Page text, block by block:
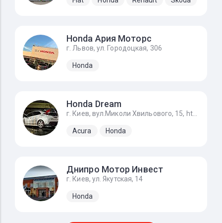
Honda Ария Моторс
г. Львов, ул. Городоцкая, 306
Honda
Honda Dream
г. Киев, вул.Миколи Хвильового, 15, https://g.page/STO_Honda?share
Acura Honda
Днипро Мотор Инвест
г. Киев, ул. Якутская, 14
Honda